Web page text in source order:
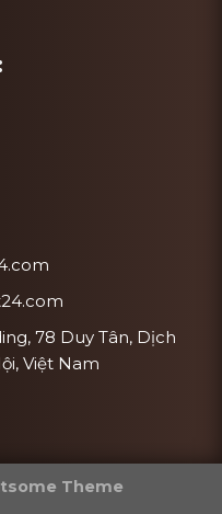
78 Duy Tân, Dịch
Việt Nam
Theme